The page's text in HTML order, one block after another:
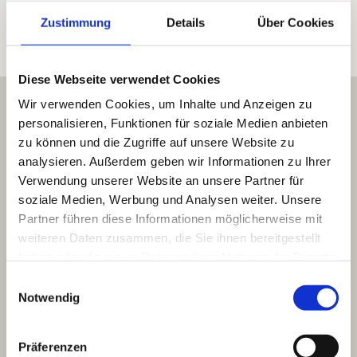
Zustimmung Details Über Cookies
Diese Webseite verwendet Cookies
Wir verwenden Cookies, um Inhalte und Anzeigen zu
personalisieren, Funktionen für soziale Medien anbieten
zu können und die Zugriffe auf unsere Website zu
analysieren. Außerdem geben wir Informationen zu Ihrer
Verwendung unserer Website an unsere Partner für
soziale Medien, Werbung und Analysen weiter. Unsere
Partner führen diese Informationen möglicherweise mit
weiteren Daten zusammen, die Sie ihnen bereitgestellt
Notwendig
Präferenzen
Hautnah erleben
HOF- &
STREICHELTIERE
Unsere Gäste können sich auf eine Vielzahl von
Kälber, Ponys, Ziegen, Hühner
Kaninchen.
Kinder haben die Möglichkeit, die Tiere zu füttern, zu
streicheln und mehr über ihre Pflege zu erfahren.